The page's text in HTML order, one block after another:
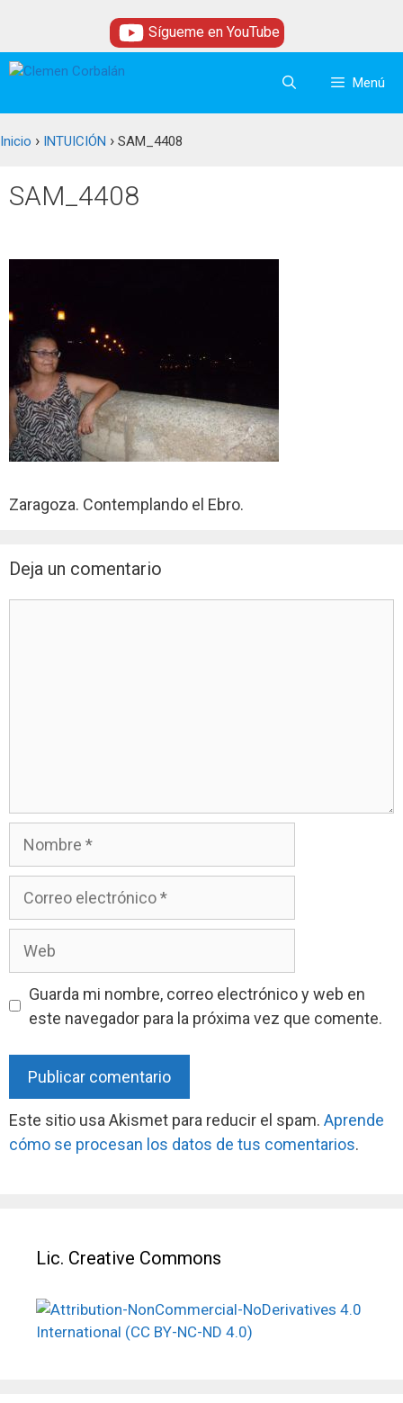
contenido
Sígueme en YouTube
Menú
Inicio › INTUICIÓN › SAM_4408
SAM_4408
Zaragoza. Contemplando el Ebro.
Deja un comentario
Nombre
Guarda mi nombre, correo electrónico y web en
este navegador para la próxima vez que comente.
Este sitio usa Akismet para reducir el spam. Aprende
cómo se procesan los datos de tus comentarios.
Lic. Creative Commons